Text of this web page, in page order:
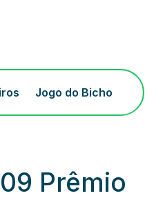
Jogo do Bicho
Prêmio